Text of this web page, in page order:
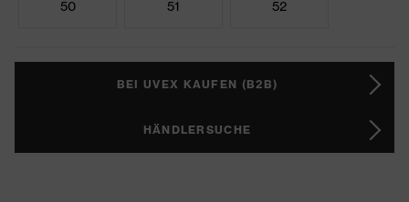
50 51 52
BEI UVEX KAUFEN (B2B)
HÄNDLERSUCHE